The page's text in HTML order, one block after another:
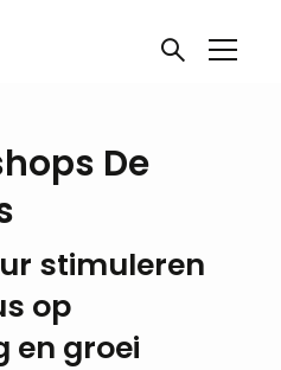
De
stimuleren
op
en groei